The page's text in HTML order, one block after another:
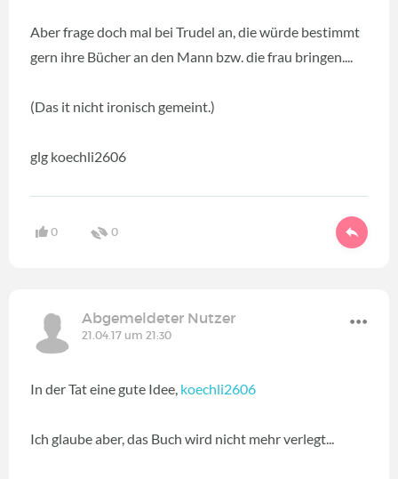
Aber frage doch mal bei Trudel an, die würde bestimmt
gern ihre Bücher an den Mann bzw. die frau bringen....
(Das it nicht ironisch gemeint.)
glg koechli2606
0 0
Abgemeldeter Nutzer
21.04.17 um 21:30
In der Tat eine gute Idee, koechli2606
Ich glaube aber, das Buch wird nicht mehr verlegt...